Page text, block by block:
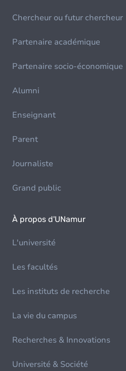
Chercheur ou futur chercheur
Partenaire académique
Partenaire socio-économique
Alumni
Enseignant
Parent
Journaliste
Grand public
À propos d'UNamur
L'université
Les facultés
Les instituts de recherche
La vie du campus
Recherches & Innovations
Université & Société